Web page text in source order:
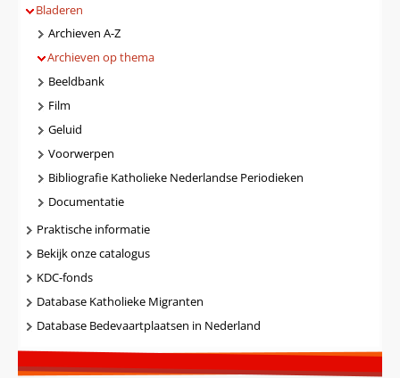
Bladeren
Archieven A-Z
Archieven op thema
Beeldbank
Film
Geluid
Voorwerpen
Bibliografie Katholieke Nederlandse Periodieken
Documentatie
Praktische informatie
Bekijk onze catalogus
KDC-fonds
Database Katholieke Migranten
Database Bedevaartplaatsen in Nederland